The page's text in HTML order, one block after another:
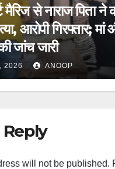
मैरिज से नाराज पिता ने
आरोपी गिरफ्तार; मां
जांच जारी
2026 ANOOP
Reply
will not be published.